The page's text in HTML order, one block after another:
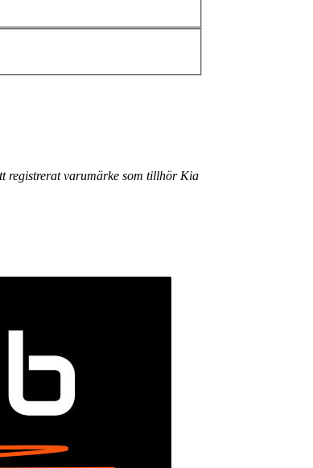
registrerat varumärke som tillhör Kia